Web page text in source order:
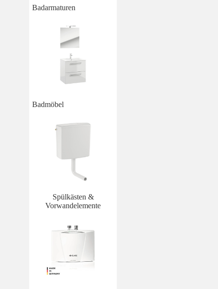
Badarmaturen
Badmöbel
Spülkästen &
Vorwandelemente